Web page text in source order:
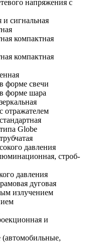
напряжения с
сигнальная
компактная
компактная
форме свечи
форме шара
отражателем
Globe
давления
строб-
давления
дуговая
излучением
и